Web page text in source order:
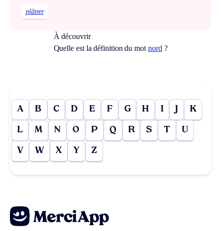
plâtrer
À découvrir
Quelle est la définition du mot nord ?
A B C D E F G H I J K
L M N O P Q R S T U
V W X Y Z